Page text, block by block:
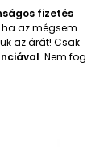
fizetés
ha az mégsem
az árát! Csak
. Nem fog